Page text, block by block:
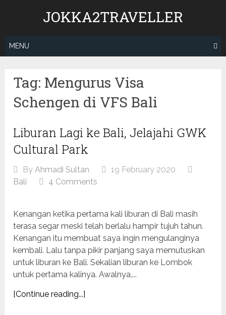
JOKKA2TRAVELLER
MENU
Tag: Mengurus Visa
Schengen di VFS Bali
Liburan Lagi ke Bali, Jelajahi GWK
Cultural Park
ByAhmadi Sultan
19 February 2020
Bali
4 Comments
Kenangan ketika pertama kali liburan di Bali masih
terasa segar meski telah berlalu hampir tujuh tahun.
Kenangan itu membuat saya ingin mengulanginya
kembali. Lalu tanpa pikir panjang saya memutuskan
untuk liburan ke Bali. Sekalian liburan ke Lombok
untuk pertama kalinya. Awalnya,...
[Continue reading...]